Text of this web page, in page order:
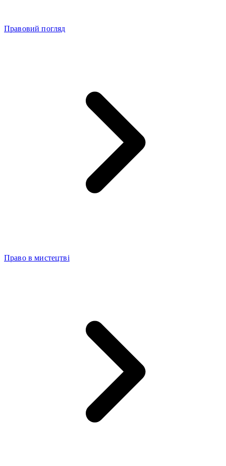
Правовий погляд
Право в мистецтві